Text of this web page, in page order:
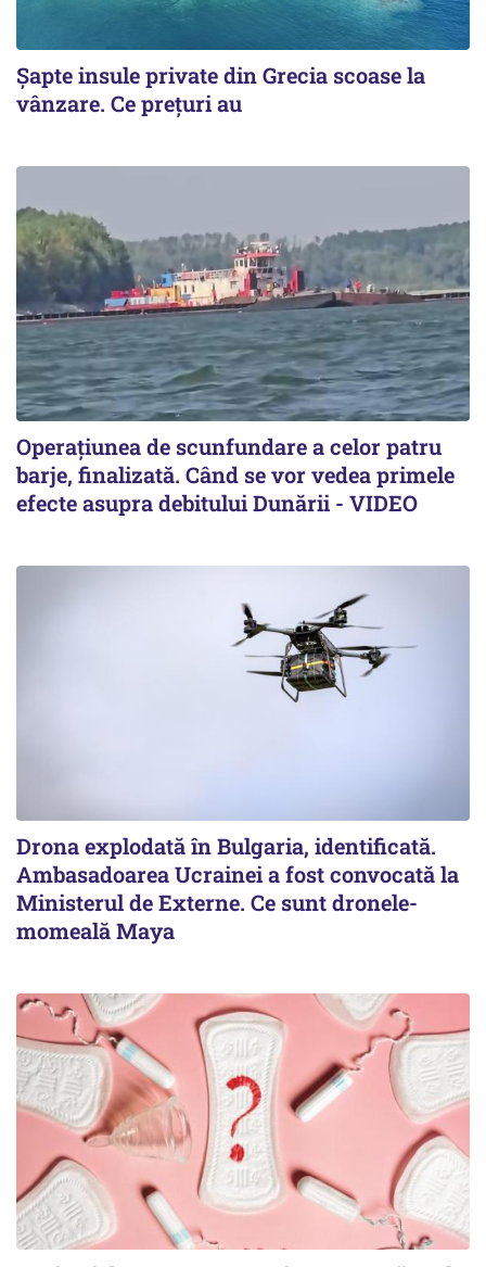
Șapte insule private din Grecia scoase la
vânzare. Ce prețuri au
Operațiunea de scunfundare a celor patru
barje, finalizată. Când se vor vedea primele
efecte asupra debitului Dunării - VIDEO
Drona explodată în Bulgaria, identificată.
Ambasadoarea Ucrainei a fost convocată la
Ministerul de Externe. Ce sunt dronele-
momeală Maya